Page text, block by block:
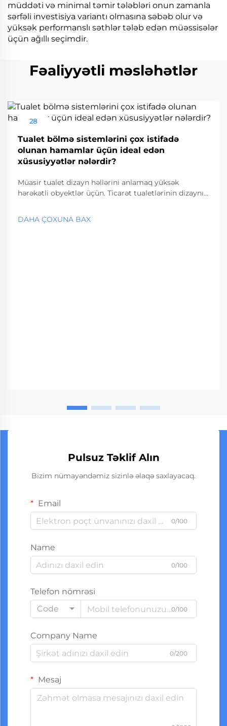
müddəti və minimal təmir tələbləri onun zamanla
sərfəli investisiya variantı olmasına səbəb olur və
yüksək performanslı səthlər tələb edən müəssisələr
üçün ağıllı seçimdir.
Fəaliyyətli məsləhətlər
28
Tualet bölmə sistemlərini çox istifadə
olunan hamamlar üçün ideal edən
xüsusiyyətlər nələrdir?
Müasir tualet dizayn həllərini anlamaq yüksək
hərəkətli obyektlər üçün. Ticarət tualetlərinin dizaynı
bölmə sistemləri əsas komponent kimi meydana çıxır.
DAHA ÇOXUNA BAX
Pulsuz Təklif Alın
Bizim nümayəndəmiz sizinlə əlaqə saxlayacaq.
Email
0/100
Name
0/100
Telefon nömrəsi
Code
0/100
Company Name
0/200
Mesaj